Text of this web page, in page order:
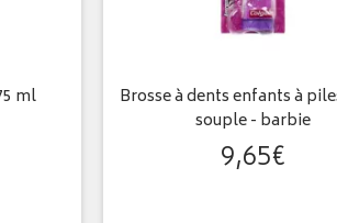
ml
Brosse à dents enfants à
souple - barbie
9,65€